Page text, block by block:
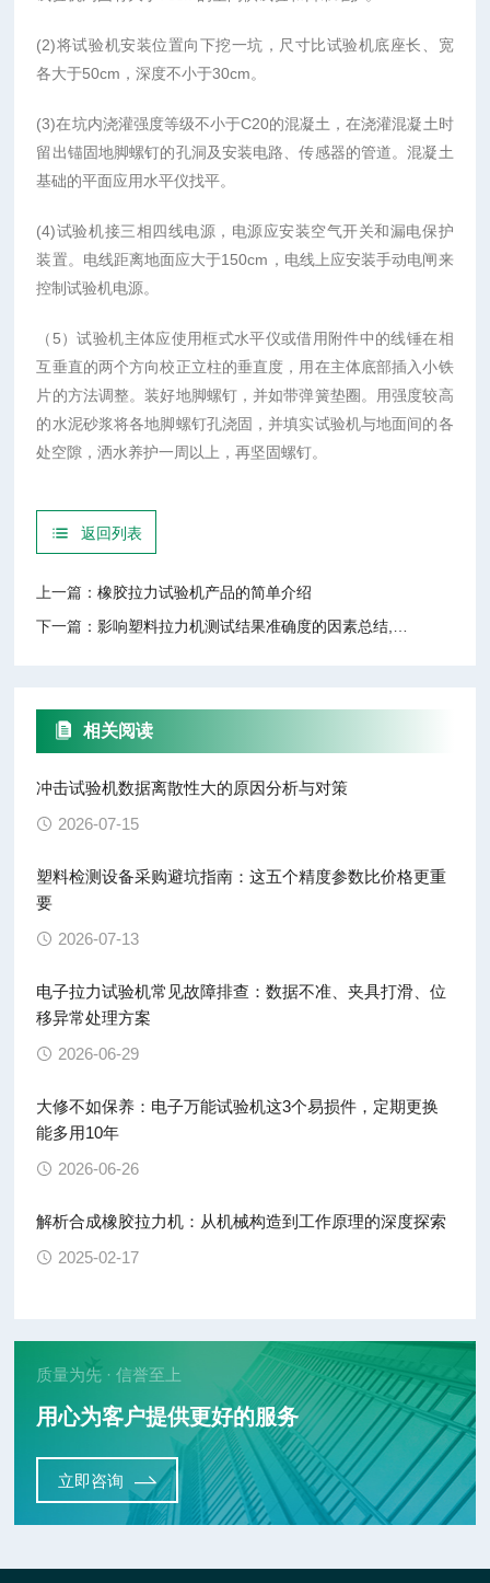
(2)将试验机安装位置向下挖一坑，尺寸比试验机底座长、宽
各大于50cm，深度不小于30cm。
(3)在坑内浇灌强度等级不小于C20的混凝土，在浇灌混凝土时
留出锚固地脚螺钉的孔洞及安装电路、传感器的管道。混凝土
基础的平面应用水平仪找平。
(4)试验机接三相四线电源，电源应安装空气开关和漏电保护
装置。电线距离地面应大于150cm，电线上应安装手动电闸来
控制试验机电源。
（5）试验机主体应使用框式水平仪或借用附件中的线锤在相
互垂直的两个方向校正立柱的垂直度，用在主体底部插入小铁
片的方法调整。装好地脚螺钉，并如带弹簧垫圈。用强度较高
的水泥砂浆将各地脚螺钉孔浇固，并填实试验机与地面间的各
处空隙，洒水养护一周以上，再坚固螺钉。
返回列表
上一篇：橡胶拉力试验机产品的简单介绍
下一篇：影响塑料拉力机测试结果准确度的因素总结,供大家参考
相关阅读
冲击试验机数据离散性大的原因分析与对策
2026-07-15
塑料检测设备采购避坑指南：这五个精度参数比价格更重
要
2026-07-13
电子拉力试验机常见故障排查：数据不准、夹具打滑、位
移异常处理方案
2026-06-29
大修不如保养：电子万能试验机这3个易损件，定期更换
能多用10年
2026-06-26
解析合成橡胶拉力机：从机械构造到工作原理的深度探索
2025-02-17
质量为先 · 信誉至上
用心为客户提供更好的服务
立即咨询